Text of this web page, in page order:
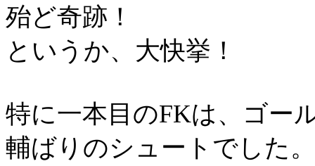
殆ど奇跡！
というか、大快挙！
特に一本目のFKは、ゴー
輔ばりのシュートでした。